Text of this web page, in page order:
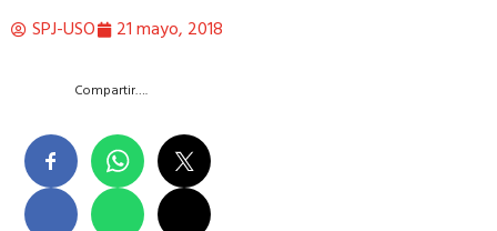
SPJ-USO 21 mayo, 2018
Compartir….